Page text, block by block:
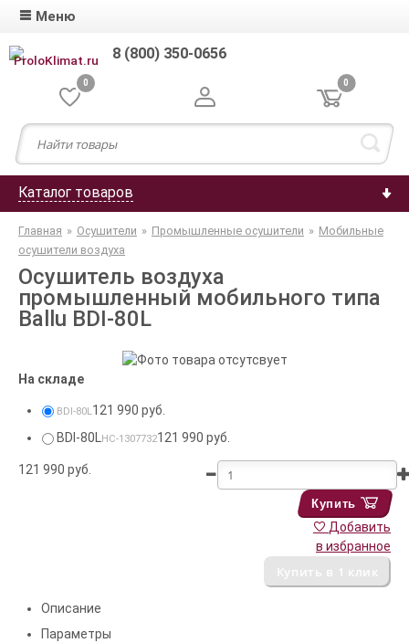
Меню
8 (800) 350-0656
0 0
Каталог товаров
Главная » Осушители » Промышленные осушители » Мобильные
осушители воздуха
Осушитель воздуха
промышленный мобильного типа
Ballu BDI-80L
На складе
BDI-80L121 990 руб.
BDI-80LНС-1307732121 990 руб.
121 990 руб.
Купить
Добавить
в избранное
Описание
Параметры